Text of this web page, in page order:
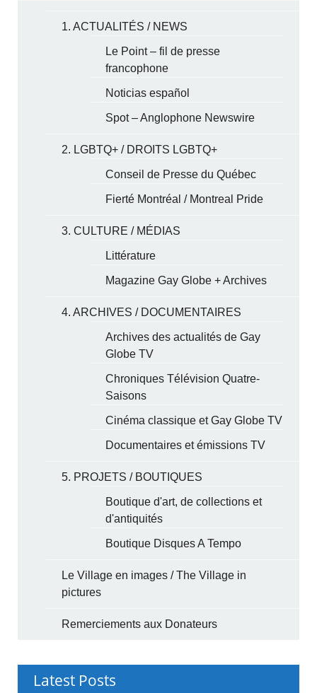
1. ACTUALITÉS / NEWS
Le Point – fil de presse
francophone
Noticias español
Spot – Anglophone Newswire
2. LGBTQ+ / DROITS LGBTQ+
Conseil de Presse du Québec
Fierté Montréal / Montreal Pride
3. CULTURE / MÉDIAS
Littérature
Magazine Gay Globe + Archives
4. ARCHIVES / DOCUMENTAIRES
Archives des actualités de Gay
Globe TV
Chroniques Télévision Quatre-
Saisons
Cinéma classique et Gay Globe TV
Documentaires et émissions TV
5. PROJETS / BOUTIQUES
Boutique d'art, de collections et
d'antiquités
Boutique Disques A Tempo
Le Village en images / The Village in
pictures
Remerciements aux Donateurs
Latest Posts